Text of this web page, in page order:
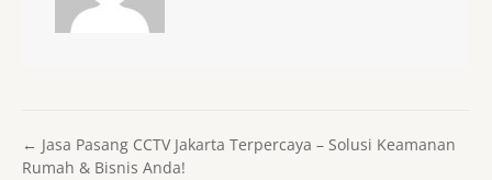
Posts navigation
← Jasa Pasang CCTV Jakarta Terpercaya – Solusi Keamanan
Rumah & Bisnis Anda!